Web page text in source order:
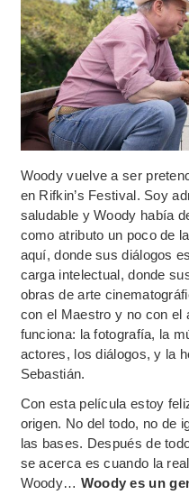
Woody vuelve a ser
en Rifkin’s Festival. Soy
saludable y Woody había
como atributo un poco de
aquí, donde sus diálogos
carga intelectual, donde
obras de arte
con el Maestro y no con el
funciona: la fotografía, la
actores, los diálogos, y la
Sebastián.
Con esta película estoy
origen. No del todo, no de
las bases. Después de
se acerca es cuando la
Woody… Woody es un